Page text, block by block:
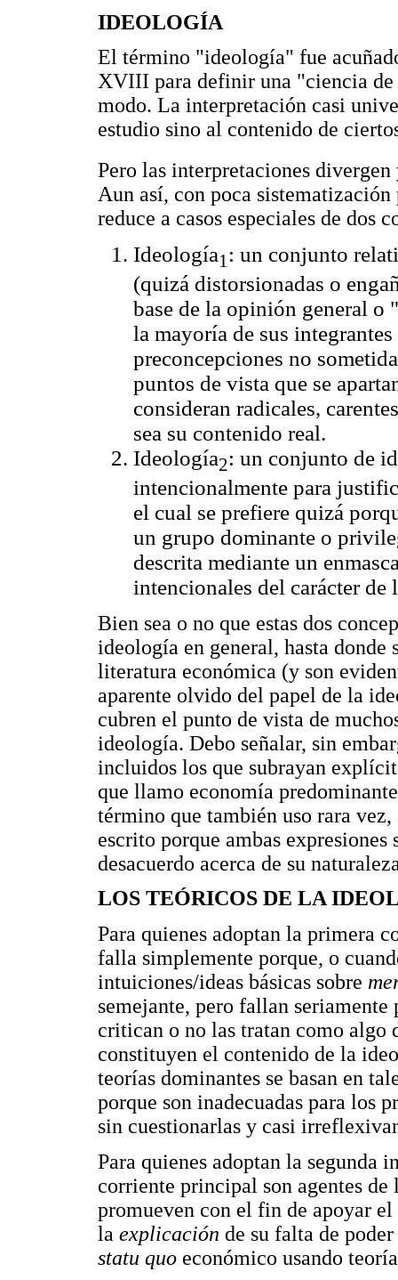
IDEOLOGÍA
El término "ideología" fue
XVIII para definir una "ciencia de
modo. La interpretación casi
estudio sino al contenido de
Pero las interpretaciones
Aun así, con poca
reduce a casos especiales de dos
Ideología1 : un conjunto
(quizá distorsionadas o
base de la opinión general o
la mayoría de sus
preconcepciones no
puntos de vista que se
consideran radicales,
sea su contenido real.
Ideología2: un conjunto de
intencionalmente para
el cual se prefiere quizá
un grupo dominante o
descrita mediante un
intencionales del carácter de
Bien sea o no que estas dos
ideología en general, hasta donde
literatura económica (y son
aparente olvido del papel de la
cubren el punto de vista de
ideología. Debo señalar, sin
incluidos los que subrayan
que llamo economía
término que también uso rara
escrito porque ambas
desacuerdo acerca de su
LOS TEÓRICOS DE LA
Para quienes adoptan la primera
falla simplemente porque, o
intuiciones/ideas básicas sobre
semejante, pero fallan
critican o no las tratan como algo
constituyen el contenido de la
teorías dominantes se basan en
porque son inadecuadas para los
sin cuestionarlas y casi
Para quienes adoptan la segunda
corriente principal son agentes
promueven con el fin de apoyar
la explicación de su falta de
statu quo económico usando